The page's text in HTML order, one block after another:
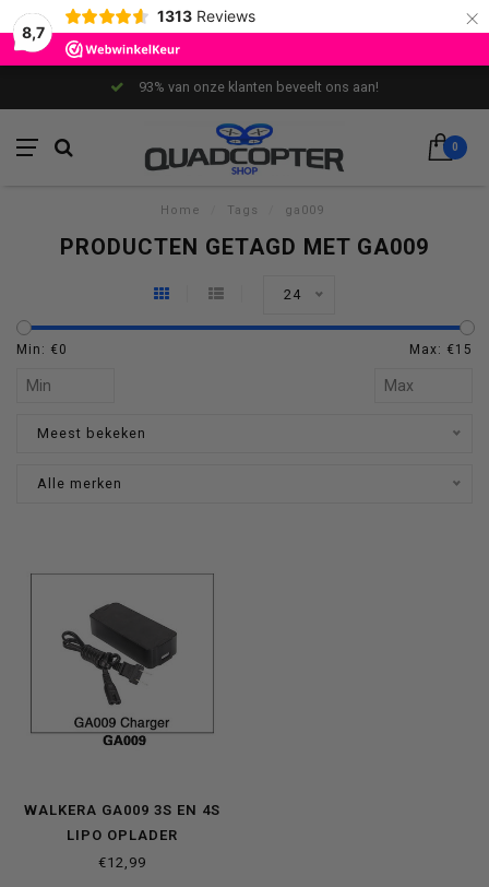
8,7
1313 Reviews ×
93% van onze klanten beveelt ons aan!
0
Home Tags ga009
PRODUCTEN GETAGD MET GA009
24
Min: €0 Max: €15
Meest bekeken
Alle merken
WALKERA GA009 3S EN 4S
LIPO OPLADER
€12,99